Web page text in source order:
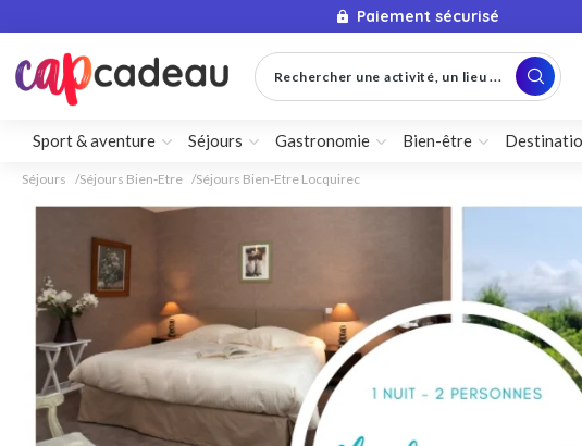
Paiement sécurisé
Rechercher une activité, un lieu ...
Sport & aventure Séjours Gastronomie Bien-être
Séjours Séjours Bien-Etre Séjours Bien-Etre Locquirec